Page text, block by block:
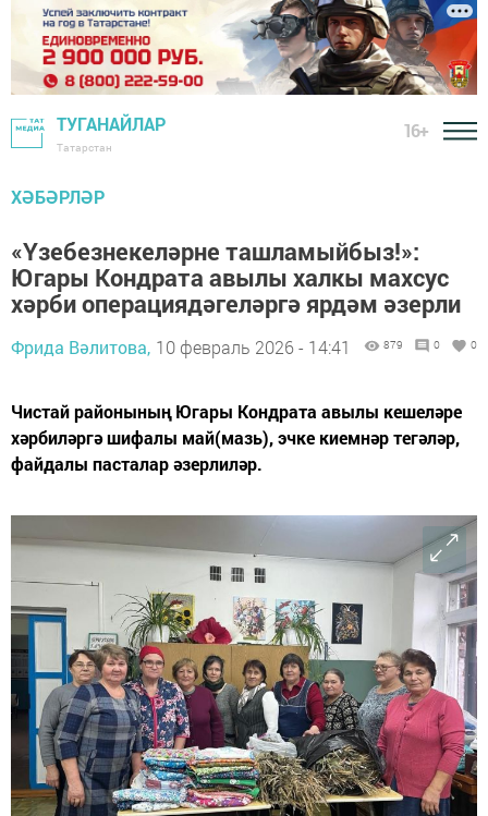
ТУГАНАЙЛАР
Татарстан
16+
ХӘБӘРЛӘР
«Үзебезнекеләрне ташламыйбыз!»:
Югары Кондрата авылы халкы махсус
хәрби операциядәгеләргә ярдәм әзерли
Фрида Вәлитова, 10 февраль 2026 - 14:41 879 0 0
Чистай районының Югары Кондрата авылы кешеләре
хәрбиләргә шифалы май(мазь), эчке киемнәр тегәләр,
файдалы пасталар әзерлиләр.